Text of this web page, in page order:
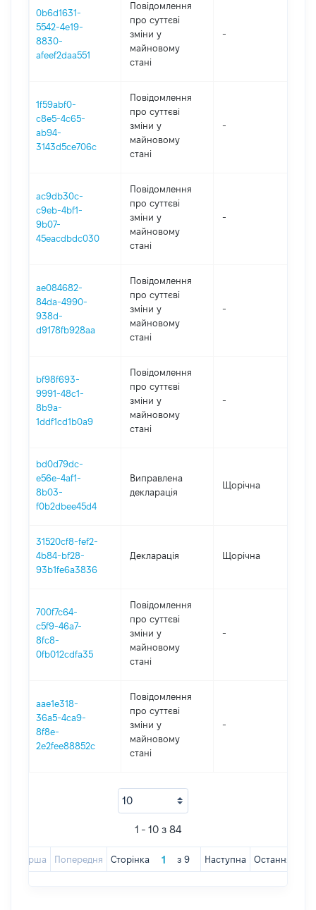
0b6d1631-
5542-4e19-
8830-
afeef2daa551
Повідомлення
про суттєві
зміни y
майновому
стані
-
1f59abf0-
c8e5-4c65-
ab94-
3143d5ce706c
Повідомлення
про суттєві
зміни y
майновому
стані
-
ac9db30c-
c9eb-4bf1-
9b07-
45eacdbdc030
Повідомлення
про суттєві
зміни y
майновому
стані
-
ae084682-
84da-4990-
938d-
d9178fb928aa
Повідомлення
про суттєві
зміни y
майновому
стані
-
bf98f693-
9991-48c1-
8b9a-
1ddf1cd1b0a9
Повідомлення
про суттєві
зміни y
майновому
стані
-
bd0d79dc-
e56e-4af1-
8b03-
f0b2dbee45d4
Виправлена
декларація
Щорічна
31520cf8-fef2-
4b84-bf28-
93b1fe6a3836
Декларація Щорічна
700f7c64-
c5f9-46a7-
8fc8-
0fb012cdfa35
Повідомлення
про суттєві
зміни y
майновому
стані
-
aae1e318-
36a5-4ca9-
8f8e-
2e2fee88852c
Повідомлення
про суттєві
зміни y
майновому
стані
-
1 - 10 з 84
Перша Попередня Сторінка з 9 Наступна Остання